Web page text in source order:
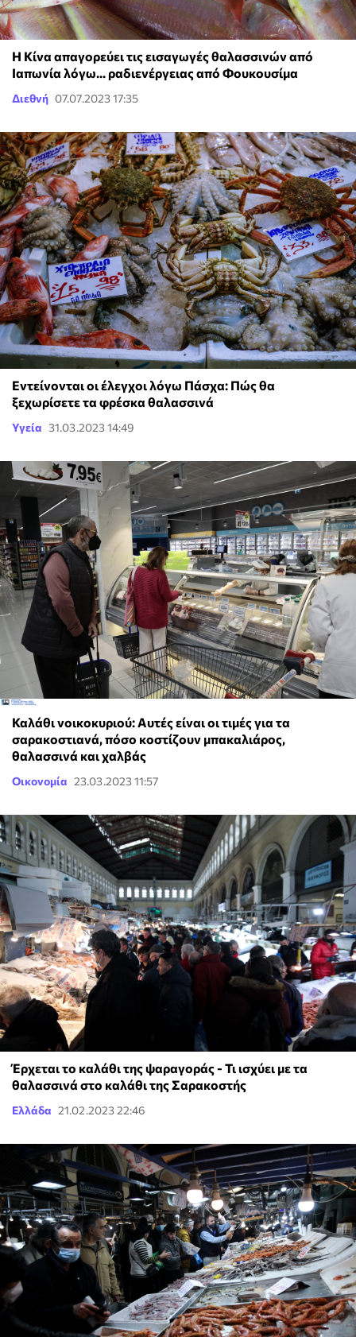
H Κίνα απαγορεύει τις εισαγωγές θαλασσινών από
Ιαπωνία λόγω... ραδιενέργειας από Φουκουσίμα
Διεθνή 07.07.2023 17:35
Εντείνονται οι έλεγχοι λόγω Πάσχα: Πώς θα
ξεχωρίσετε τα φρέσκα θαλασσινά
Υγεία 31.03.2023 14:49
Καλάθι νοικοκυριού: Αυτές είναι οι τιμές για τα
σαρακοστιανά, πόσο κοστίζουν μπακαλιάρος,
θαλασσινά και χαλβάς
Οικονομία 23.03.2023 11:57
Έρχεται το καλάθι της ψαραγοράς - Τι ισχύει με τα
θαλασσινά στο καλάθι της Σαρακοστής
Ελλάδα 21.02.2023 22:46